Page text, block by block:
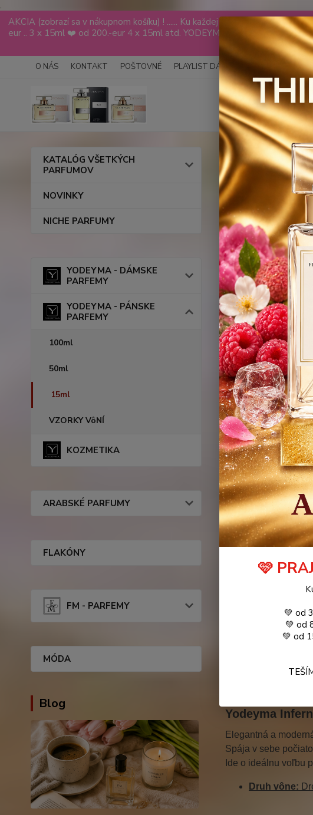
.
AKCIA (zobrazí sa v nákupnom košíku) ! ...... Ku každej objednávočke ❤️
eur .. 3 x 15ml ❤️ od 200.-eur 4 x 15ml atd. YODEYMA tester ZDARMA ..
VÁS a VIDÍME
O NÁS KONTAKT POŠTOVNÉ PLAYLIST DÁMY PLAYLIST PÁNI
KATALÓG VŠETKÝCH
PARFUMOV
NOVINKY
NICHE PARFUMY
YODEYMA - DÁMSKE
PARFEMY
YODEYMA - PÁNSKE
PARFEMY
100ml
50ml
15ml
VZORKY VôNÍ
KOZMETIKA
ARABSKÉ PARFUMY
FLAKÓNY
FM - PARFEMY
MÓDA
Blog
Úvod YODEYMA -
INFERNO
Podobné
INFERNO -
INFERNO -
Kompletné
Yodeyma
Elegantná a
Spája v sebe
Ide o ideálnu voľbu
Druh vône:
🩷
💚 od
💚 od
💚 od